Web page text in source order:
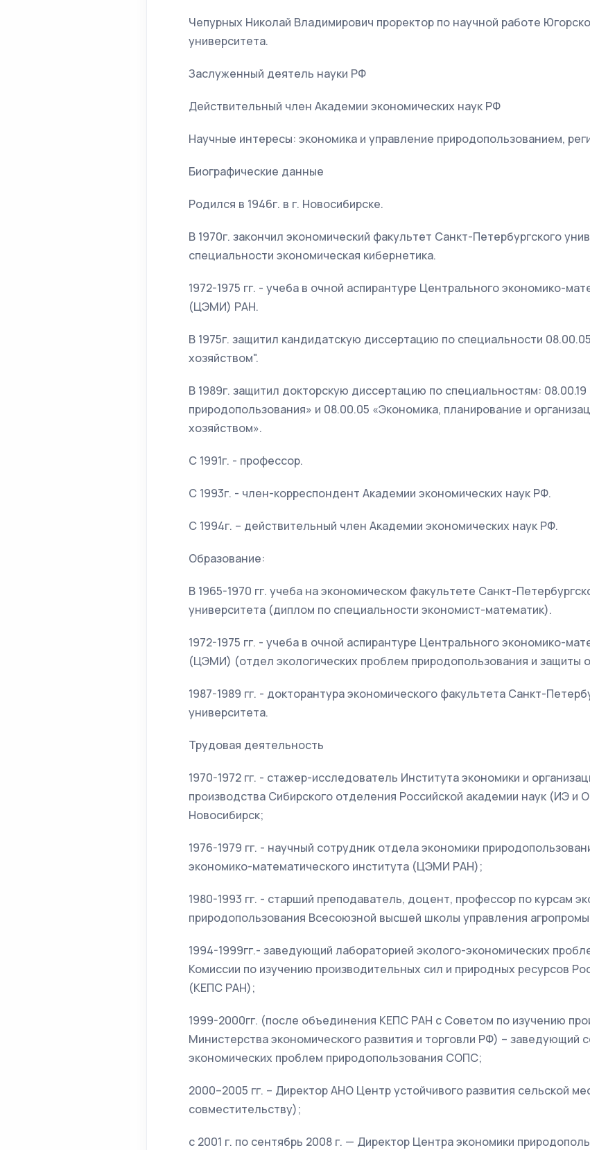
Чепурных Николай Владимирович проректор по научной работе
университета.
Заслуженный деятель науки РФ
Действительный член Академии экономических наук РФ
Научные интересы: экономика и управление природопользованием,
Биографические данные
Родился в 1946г. в г. Новосибирске.
В 1970г. закончил экономический факультет Санкт-Петербургского
специальности экономическая кибернетика.
1972-1975 гг. - учеба в очной аспирантуре Центрального экономико-
(ЦЭМИ) РАН.
В 1975г. защитил кандидатскую диссертацию по специальности
хозяйством".
В 1989г. защитил докторскую диссертацию по специальностям:
природопользования» и 08.00.05 «Экономика, планирование и
хозяйством».
С 1991г. - профессор.
С 1993г. - член-корреспондент Академии экономических наук РФ.
C 1994г. – действительный член Академии экономических наук РФ.
Образование:
В 1965-1970 гг. учеба на экономическом факультете Санкт-
университета (диплом по специальности экономист-математик).
1972-1975 гг. - учеба в очной аспирантуре Центрального экономико-
(ЦЭМИ) (отдел экологических проблем природопользования и защиты
1987-1989 гг. - докторантура экономического факультета Санкт-
университета.
Трудовая деятельность
1970-1972 гг. - стажер-исследователь Института экономики и
производства Сибирского отделения Российской академии наук (ИЭ и
Новосибирск;
1976-1979 гг. - научный сотрудник отдела экономики
экономико-математического института (ЦЭМИ РАН);
1980-1993 гг. - старший преподаватель, доцент, профессор по курсам
природопользования Всесоюзной высшей школы управления
1994-1999гг.- заведующий лабораторией эколого-экономических
Комиссии по изучению производительных сил и природных ресурсов
(КЕПС РАН);
1999-2000гг. (после объединения КЕПС РАН с Советом по изучению
Министерства экономического развития и торговли РФ) – заведующий
экономических проблем природопользования СОПС;
2000–2005 гг. – Директор АНО Центр устойчивого развития сельской
совместительству);
с 2001 г. по сентябрь 2008 г. — Директор Центра экономики